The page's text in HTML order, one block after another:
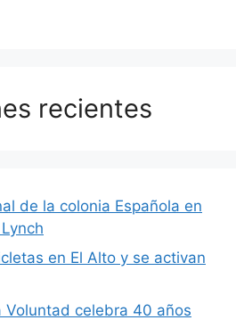
recientes
de la colonia Española en
en El Alto y se activan
Voluntad celebra 40 años